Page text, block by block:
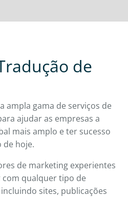
de
ampla gama de serviços de
ajudar as empresas a
mais amplo e ter sucesso
de hoje.
de marketing experientes
qualquer tipo de
sites, publicações